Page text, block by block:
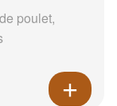
poulet,